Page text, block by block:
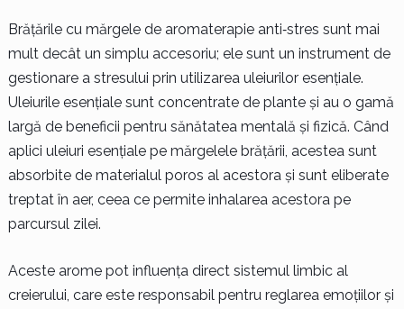
Brățările cu mărgele de aromaterapie anti‑stres sunt mai
mult decât un simplu accesoriu; ele sunt un instrument de
gestionare a stresului prin utilizarea uleiurilor esențiale.
Uleiurile esențiale sunt concentrate de plante și au o gamă
largă de beneficii pentru sănătatea mentală și fizică. Când
aplici uleiuri esențiale pe mărgelele brățării, acestea sunt
absorbite de materialul poros al acestora și sunt eliberate
treptat în aer, ceea ce permite inhalarea acestora pe
parcursul zilei.
Aceste arome pot influența direct sistemul limbic al
creierului, care este responsabil pentru reglarea emoțiilor și